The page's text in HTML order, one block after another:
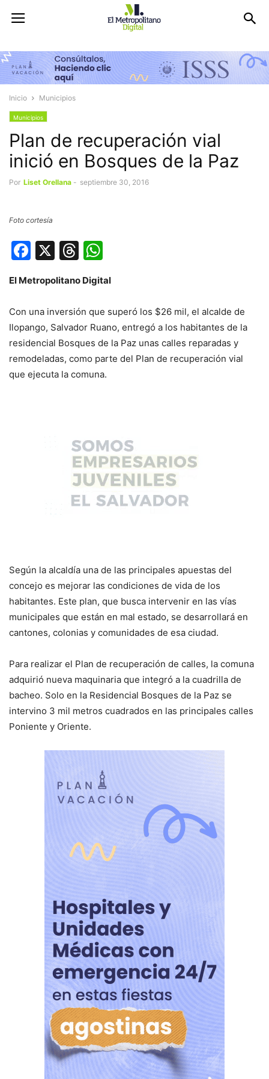
Inicio Municipios
Municipios
Plan de recuperación vial
inició en Bosques de la Paz
Por Liset Orellana - septiembre 30, 2016
Foto cortesía
Facebook
X Threads
El Metropolitano Digital
Con una inversión que superó los $26 mil, el alcalde de
Ilopango, Salvador Ruano, entregó a los habitantes de la
residencial Bosques de la Paz unas calles reparadas y
remodeladas, como parte del Plan de recuperación vial
que ejecuta la comuna.
Según la alcaldía una de las principales apuestas del
concejo es mejorar las condiciones de vida de los
habitantes. Este plan, que busca intervenir en las vías
municipales que están en mal estado, se desarrollará en
cantones, colonias y comunidades de esa ciudad.
Para realizar el Plan de recuperación de calles, la comuna
adquirió nueva maquinaria que integró a la cuadrilla de
bacheo. Solo en la Residencial Bosques de la Paz se
intervino 3 mil metros cuadrados en las principales calles
Poniente y Oriente.